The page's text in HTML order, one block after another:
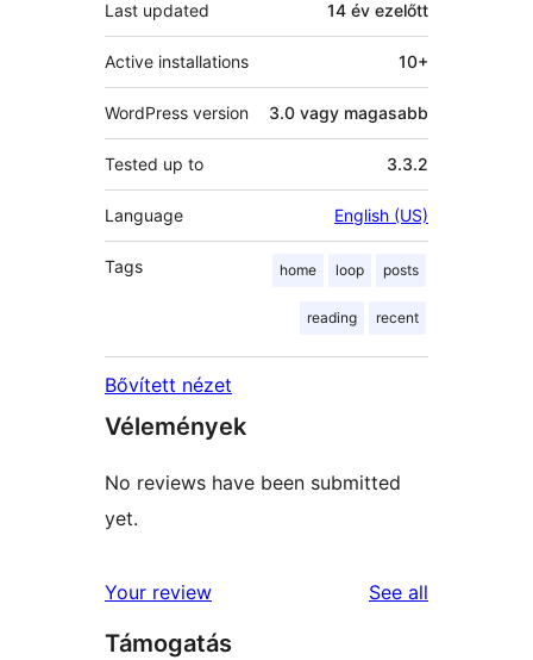
Last updated 14 év ezelőtt
Active installations 10+
WordPress version 3.0 vagy magasabb
Tested up to 3.3.2
Language English (US)
Tags home loop posts
reading recent
Bővített nézet
Vélemények
No reviews have been submitted
yet.
Your review See all
Támogatás